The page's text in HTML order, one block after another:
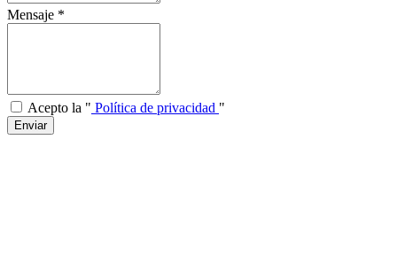
Mensaje *
Acepto la " Política de privacidad "
Enviar